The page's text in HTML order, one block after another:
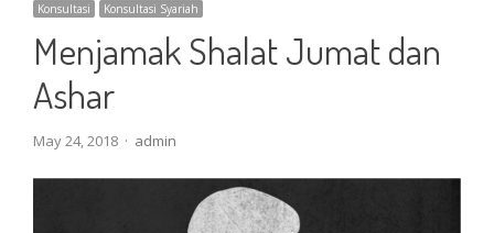
Konsultasi Konsultasi Syariah
Menjamak Shalat Jumat dan
Ashar
May 24, 2018 Author
admin